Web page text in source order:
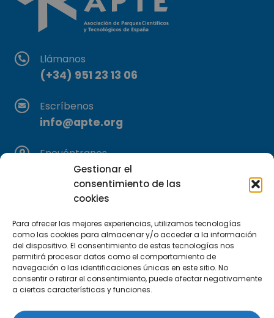
Gestionar el
consentimiento de las
cookies
Para ofrecer las mejores experiencias, utilizamos tecnologías
como las cookies para almacenar y/o acceder a la información
del dispositivo. El consentimiento de estas tecnologías nos
permitirá procesar datos como el comportamiento de
navegación o las identificaciones únicas en este sitio. No
consentir o retirar el consentimiento, puede afectar negativamente
a ciertas características y funciones.
Llámanos
(+34) 951 23 13 06
Escríbenos
info@apte.org
Encuéntranos
C/Marie Curie, 35
29590 Campanillas, Málaga
Suscríbete a nuestra Newsletter